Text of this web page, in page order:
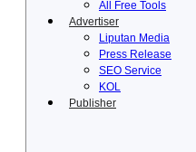
All Free Tools
Advertiser
Liputan Media
Press Release
SEO Service
KOL
Publisher